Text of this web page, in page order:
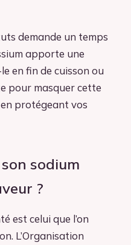
demande un temps
apporte une
en fin de cuisson ou
pour masquer cette
protégeant vos
sodium
?
est celui que l’on
L’Organisation